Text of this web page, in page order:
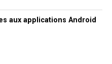
aux applications Android